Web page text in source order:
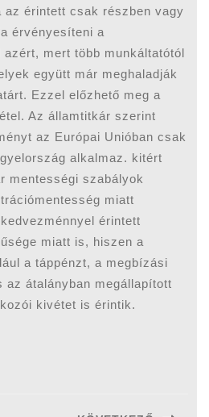
érintett csak részben vagy
érvényesíteni a
mert több munkáltatótól
együtt már meghaladják
Ezzel előzhető meg a
Az államtitkár szerint
az Európai Unióban csak
alkalmaz. kitért
mentességi szabályok
miatt
érintett
miatt is, hiszen a
a táppénzt, a megbízási
az átalányban megállapított
kivétet is érintik.